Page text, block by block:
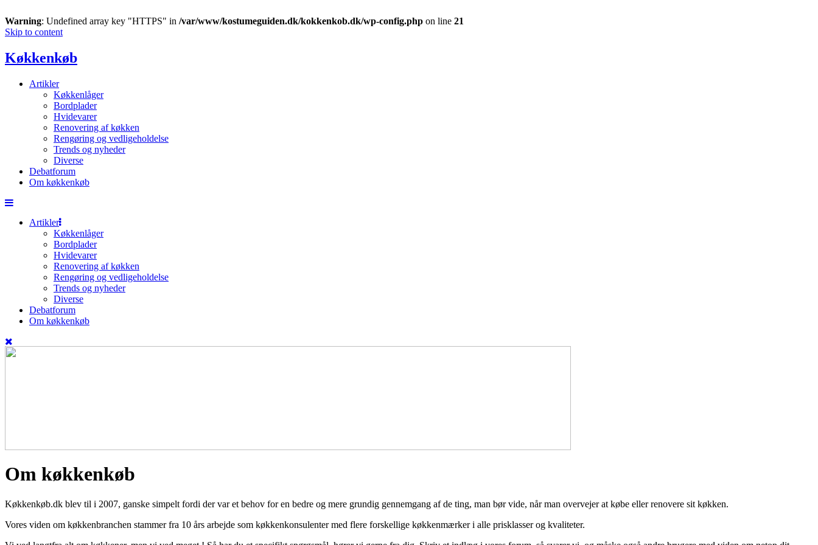
Warning: Undefined array key "HTTPS" in /var/www/kostumeguiden.dk/kokkenkob.dk/wp-config.php on line 21
Skip to content
Køkkenkøb
Artikler
Køkkenlåger
Bordplader
Hvidevarer
Renovering af køkken
Rengøring og vedligeholdelse
Trends og nyheder
Diverse
Debatforum
Om køkkenkøb
Artikler
Køkkenlåger
Bordplader
Hvidevarer
Renovering af køkken
Rengøring og vedligeholdelse
Trends og nyheder
Diverse
Debatforum
Om køkkenkøb
Om køkkenkøb
Køkkenkøb.dk blev til i 2007, ganske simpelt fordi der var et behov for en bedre og mere grundig gennemgang af de ting, man bør vide, når man overvejer at købe eller renovere sit køkken.
Vores viden om køkkenbranchen stammer fra 10 års arbejde som køkkenkonsulenter med flere forskellige køkkenmærker i alle prisklasser og kvaliteter.